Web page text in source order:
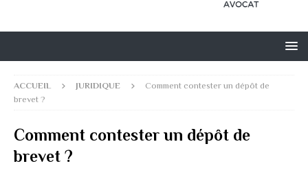
ACCUEIL JURIDIQUE
Comment contester un dépôt de
brevet ?
Comment contester un dépôt de
brevet ?